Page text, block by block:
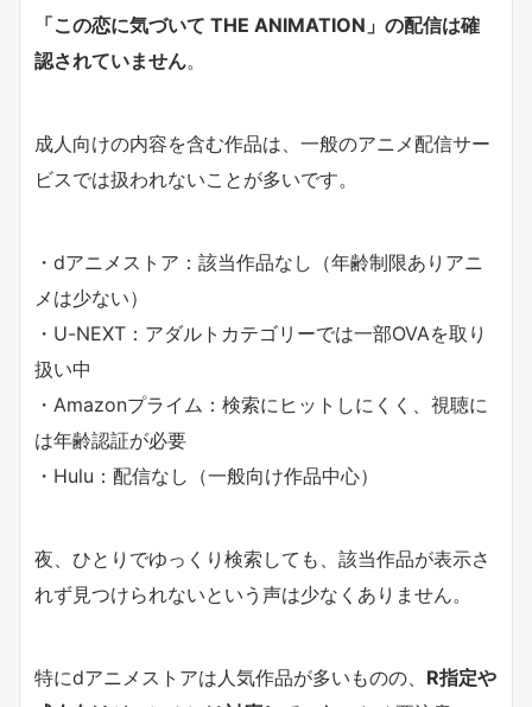
「この恋に気づいて THE ANIMATION」の配信は確
認されていません。
成人向けの内容を含む作品は、一般のアニメ配信サー
ビスでは扱われないことが多いです。
・dアニメストア：該当作品なし（年齢制限ありアニ
メは少ない）
・U-NEXT：アダルトカテゴリーでは一部OVAを取り
扱い中
・Amazonプライム：検索にヒットしにくく、視聴に
は年齢認証が必要
・Hulu：配信なし（一般向け作品中心）
夜、ひとりでゆっくり検索しても、該当作品が表示さ
れず見つけられないという声は少なくありません。
特にdアニメストアは人気作品が多いものの、 R指定や